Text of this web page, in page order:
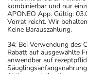
kombinierbar und nur
APONEO App. Gültig:
Vorrat reicht. Wir
Keine Barauszahlung.
34: Bei Verwendung des
Rabatt auf ausgewählte
anwendbar auf